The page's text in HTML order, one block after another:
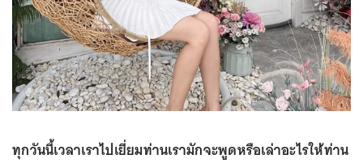
ทุกวันนี้เวลาเราไปเยี่ยมท่านเรามักจะพูดหรือเล่าอะไรให้ท่าน